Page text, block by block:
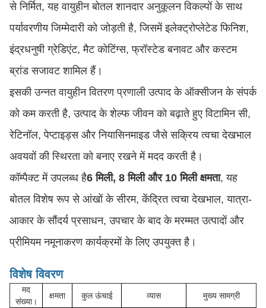
से निर्मित, यह वायुहीन बोतल शानदार अनुकूलन विकल्पों के साथ
पर्यावरणीय जिम्मेदारी को जोड़ती है, जिसमें इलेक्ट्रोप्लेटेड फिनिश,
इंद्रधनुषी ग्रेडिएंट, मैट कोटिंग्स, फ्रॉस्टेड बनावट और कस्टम
ब्रांड सजावट शामिल हैं।
इसकी उन्नत वायुहीन वितरण प्रणाली उत्पाद के ऑक्सीजन के संपर्क
को कम करती है, उत्पाद के शेल्फ जीवन को बढ़ाते हुए विटामिन सी,
रेटिनॉल, पेप्टाइड्स और नियासिनमाइड जैसे सक्रिय त्वचा देखभाल
अवयवों की स्थिरता को बनाए रखने में मदद करती है।
कॉम्पैक्ट में उपलब्ध है6 मिली, 8 मिली और 10 मिली क्षमता, यह
बोतल विशेष रूप से आंखों के सीरम, केंद्रित त्वचा देखभाल, यात्रा-
आकार के सौंदर्य प्रसाधन, उपचार के बाद के मरम्मत उत्पादों और
प्रीमियम नमूनाकरण कार्यक्रमों के लिए उपयुक्त है।
विशेष विवरण
मद
संख्या।
क्षमता कुल ऊंचाई व्यास मुख्य सामग्री